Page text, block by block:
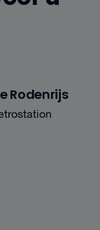
Rodenrijs